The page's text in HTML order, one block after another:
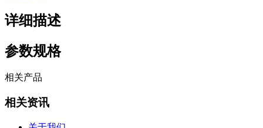
详细描述
参数规格
相关产品
相关资讯